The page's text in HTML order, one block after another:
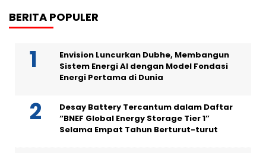
BERITA POPULER
Envision Luncurkan Dubhe, Membangun
Sistem Energi AI dengan Model Fondasi
Energi Pertama di Dunia
Desay Battery Tercantum dalam Daftar
“BNEF Global Energy Storage Tier 1”
Selama Empat Tahun Berturut-turut